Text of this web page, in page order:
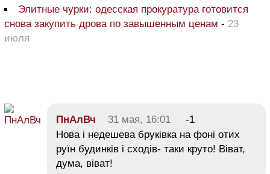
Элитные чурки: одесская прокуратура готовится
снова закупить дрова по завышенным ценам - 23
июля
ПнАлВч 31 мая, 16:01
-1
Нова і недешева бруківка на фоні отих
руїн будинків і сходів- таки круто! Віват,
дума, віват!